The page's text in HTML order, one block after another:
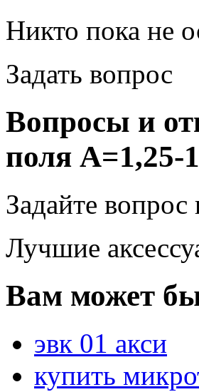
Никто пока не
Задать вопрос
Вопросы и
поля
Задайте вопрос
Лучшие
Вам может
эвк 01 акси
купить